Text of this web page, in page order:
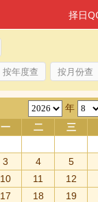
按年度查 按月份查
择日
年
一 二 三
3 4 5
10 11 12
17 18 19